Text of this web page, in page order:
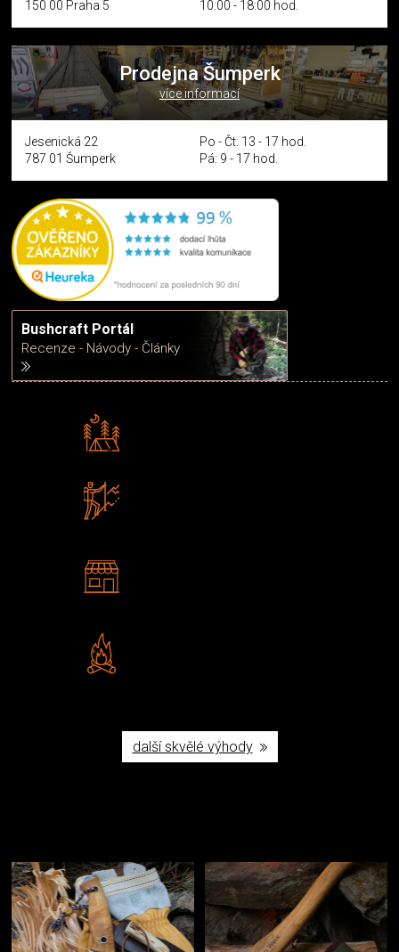
150 00 Praha 5
10:00 - 18:00 hod.
Prodejna Šumperk
více informací
Jesenická 22
787 01 Šumperk
Po - Čt: 13 - 17 hod.
Pá: 9 - 17 hod.
Bushcraft Portál
Recenze - Návody - Články
další skvělé výhody